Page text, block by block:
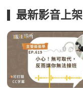
最新影音上架